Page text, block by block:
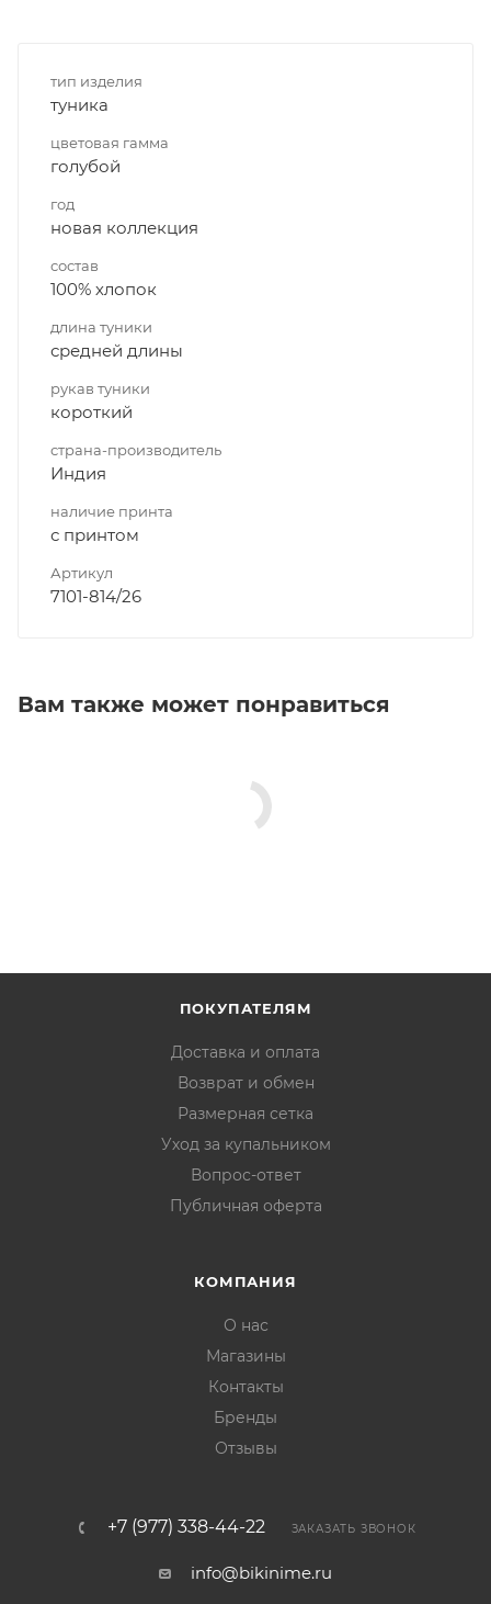
тип изделия
туника
цветовая гамма
голубой
год
новая коллекция
состав
100% хлопок
длина туники
средней длины
рукав туники
короткий
страна-производитель
Индия
наличие принта
с принтом
Артикул
7101-814/26
Вам также может понравиться
ПОКУПАТЕЛЯМ
Доставка и оплата
Возврат и обмен
Размерная сетка
Уход за купальником
Вопрос-ответ
Публичная оферта
КОМПАНИЯ
О нас
Магазины
Контакты
Бренды
Отзывы
+7 (977) 338-44-22 ЗАКАЗАТЬ ЗВОНОК
info@bikinime.ru